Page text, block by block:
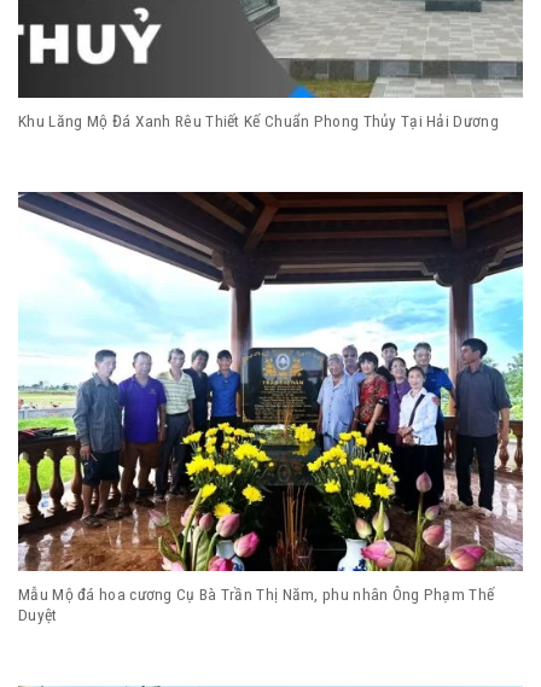
Khu Lăng Mộ Đá Xanh Rêu Thiết Kế Chuẩn Phong Thủy Tại Hải Dương
Mẫu Mộ đá hoa cương Cụ Bà Trần Thị Năm, phu nhân Ông Phạm Thế
Duyệt